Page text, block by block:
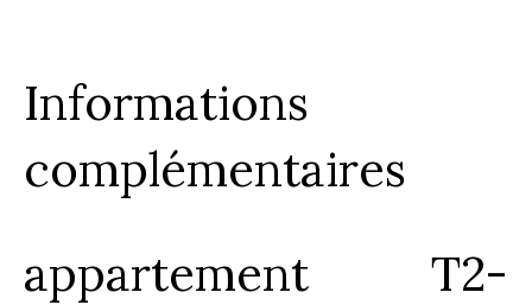
Informations
complémentaires
appartement T2-